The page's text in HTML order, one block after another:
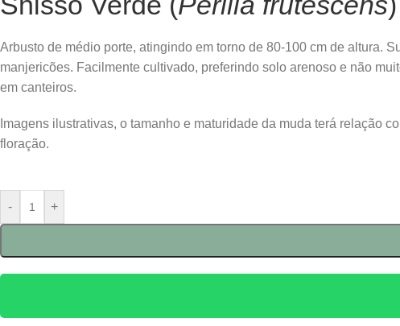
Arbusto de médio porte, atingindo em torno de 80-100 cm de altura.
manjericões. Facilmente cultivado, preferindo solo arenoso e não
em canteiros.
Imagens ilustrativas, o tamanho e maturidade da muda terá relação
floração.
- +